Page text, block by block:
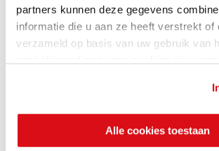
partners kunnen deze gegevens
informatie die u aan ze heeft verstrekt of
verzameld op basis van uw gebruik van
Alle cookies toestaan